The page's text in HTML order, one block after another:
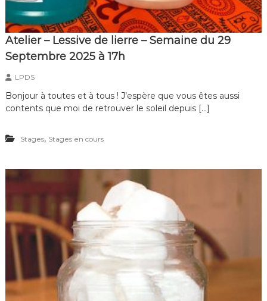
Atelier – Lessive de lierre – Semaine du 29
Septembre 2025 à 17h
LPDS
Bonjour à toutes et à tous ! J’espère que vous êtes aussi
contents que moi de retrouver le soleil depuis […]
Stages, Stages en cours